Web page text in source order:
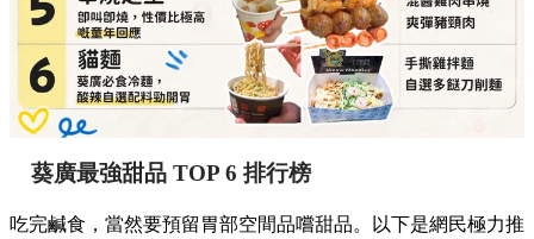
葵廣最強甜品 TOP 6 排行榜
吃完鹹食，當然要預留胃部空間品嚐甜品。以下是網民極力推